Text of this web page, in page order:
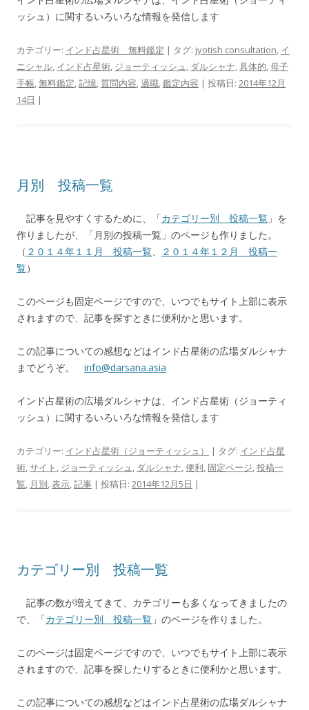
ッシュ）に関するいろいろな情報を発信します
カテゴリー: インド占星術 無料鑑定 | タグ: jyotish consultation, イ
ニシャル, インド占星術, ジョーティッシュ, ダルシャナ,具体的,母子
手帳,無料鑑定,記憶,質問内容,適職,鑑定内容 | 投稿日: 2014年12月
14日 |
月別 投稿一覧
記事を見やすくするために、「カテゴリー別 投稿一覧 」を
作りましたが、「月別の投稿一覧」のページも作りました。
（ ２０１４年１１月 投稿一覧、
２０１４年１２月 投稿一
覧）
このページも固定ページですので、いつでもサイト上部に表示
されますので、記事を探すときに便利かと思います。
この記事についての感想などはインド占星術の広場ダルシャナ
までどうぞ。 info@darsana.asia
インド占星術の広場ダルシャナは、インド占星術（ジョーティ
ッシュ）に関するいろいろな情報を発信します
カテゴリー: インド占星術（ジョーティッシュ） | タグ: インド占星
術,サイト , ジョーティッシュ, ダルシャナ,便利, 固定ページ,投稿一
覧, 月別,表示,記事 | 投稿日: 2014年12月5日 |
カテゴリー別 投稿一覧
記事の数が増えてきて、カテゴリーも多くなってきましたの
で、「カテゴリー別 投稿一覧 」のページを作りました。
このページは固定ページですので、いつでもサイト上部に表示
されますので、記事を探したりするときに便利かと思います。
この記事についての感想などはインド占星術の広場ダルシャナ